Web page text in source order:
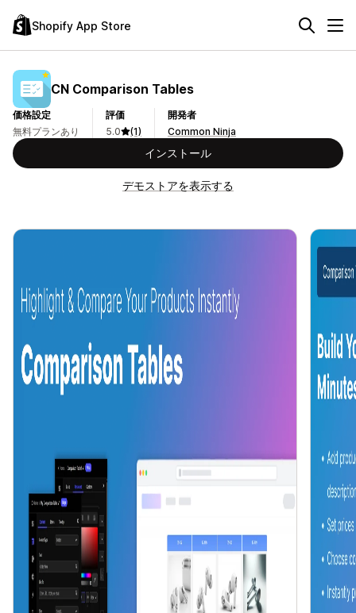
Shopify App Store
CN Comparison Tables
価格設定
無料プランあり
評価
5.0
(1)
開発者
Common Ninja
インストール
デモストアを表示する